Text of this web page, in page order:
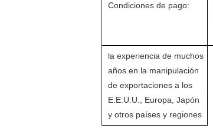
Condiciones de pago:
la experiencia de muchos
años en la manipulación
de exportaciones a los
E.E.U.U., Europa, Japón
y otros países y regiones